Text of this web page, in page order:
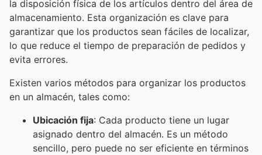
la disposición física de los artículos dentro del área de
almacenamiento. Esta organización es clave para
garantizar que los productos sean fáciles de localizar,
lo que reduce el tiempo de preparación de pedidos y
evita errores.
Existen varios métodos para organizar los productos
en un almacén, tales como:
Ubicación fija: Cada producto tiene un lugar
asignado dentro del almacén. Es un método
sencillo, pero puede no ser eficiente en términos